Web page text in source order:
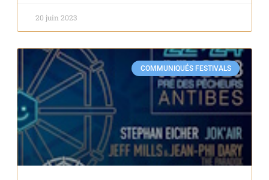
20 juin 2023
COMMUNIQUÉS FESTIVALS